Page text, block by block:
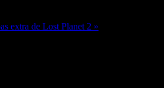
extra de Lost Planet 2 »